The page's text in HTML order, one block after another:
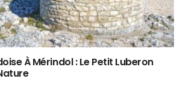
À Mérindol : Le Petit Luberon